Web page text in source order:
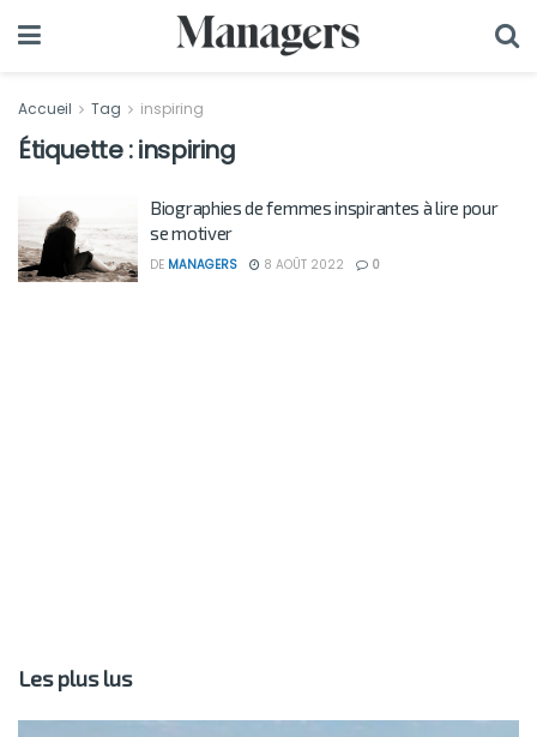
Accueil Tag inspiring
Étiquette :inspiring
Biographies de femmes inspirantes à lire pour
se motiver
DE MANAGERS 8 AOÛT 2022 0
Les plus lus